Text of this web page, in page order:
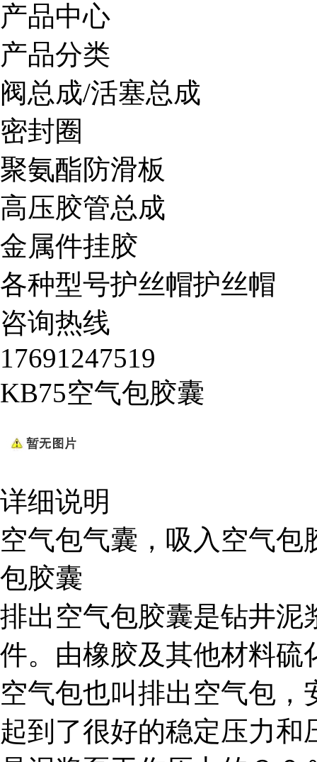
产品中心
产品分类
阀总成/活塞总成
密封圈
聚氨酯防滑板
高压胶管总成
金属件挂胶
各种型号护丝帽护丝帽
咨询热线
17691247519
KB75空气包胶囊
详细说明
空气包气囊，吸入空气
包胶囊
排出空气包胶囊是钻井泥
件。由橡胶及其他材料硫
空气包也叫排出空气包
起到了很好的稳定压力